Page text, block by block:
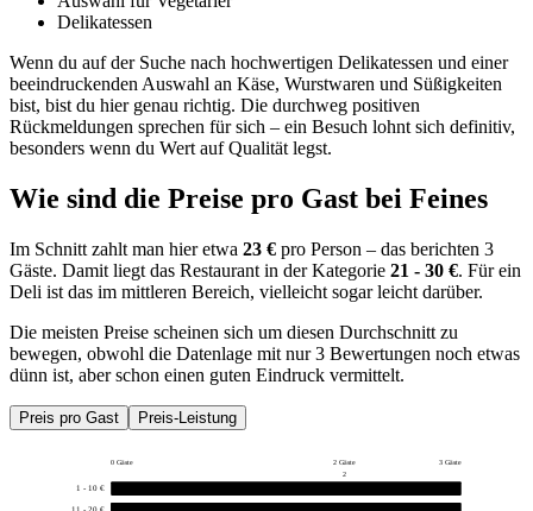
Delikatessen
Wenn du auf der Suche nach hochwertigen Delikatessen und einer
beeindruckenden Auswahl an Käse, Wurstwaren und Süßigkeiten
bist, bist du hier genau richtig. Die durchweg positiven
Rückmeldungen sprechen für sich – ein Besuch lohnt sich definitiv,
besonders wenn du Wert auf Qualität legst.
Wie sind die Preise pro Gast bei Feines
Im Schnitt zahlt man hier etwa 23 € pro Person – das berichten 3
Gäste. Damit liegt das Restaurant in der Kategorie 21 - 30 €. Für ein
Deli ist das im mittleren Bereich, vielleicht sogar leicht darüber.
Die meisten Preise scheinen sich um diesen Durchschnitt zu
bewegen, obwohl die Datenlage mit nur 3 Bewertungen noch etwas
dünn ist, aber schon einen guten Eindruck vermittelt.
Preis pro Gast Preis-Leistung
0 Gäste 2 Gäste
3 Gäste
2
1 - 10 €
11 - 20 €